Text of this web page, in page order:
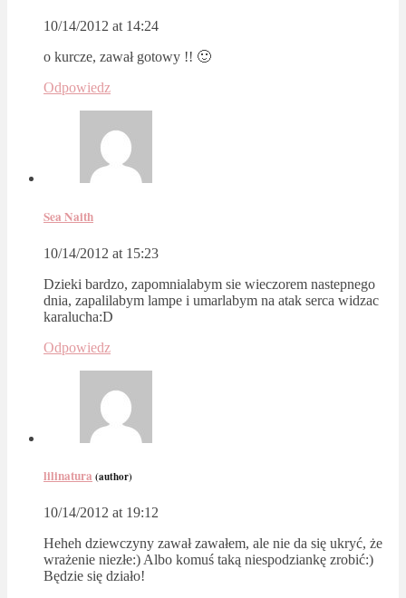
10/14/2012 at 14:24
o kurcze, zawał gotowy !! 🙂
Odpowiedz
Sea Naith
10/14/2012 at 15:23
Dzieki bardzo, zapomnialabym sie wieczorem nastepnego
dnia, zapalilabym lampe i umarlabym na atak serca widzac
karalucha:D
Odpowiedz
lilinatura (author)
10/14/2012 at 19:12
Heheh dziewczyny zawał zawałem, ale nie da się ukryć, że
wrażenie niezłe:) Albo komuś taką niespodziankę zrobić:)
Będzie się działo!